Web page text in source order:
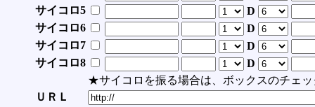
サイコロ5
D
サイコロ6
D
サイコロ7
D
サイコロ8
D
★サイコロを振る場合は、ボックスのチェッ
ＵＲＬ